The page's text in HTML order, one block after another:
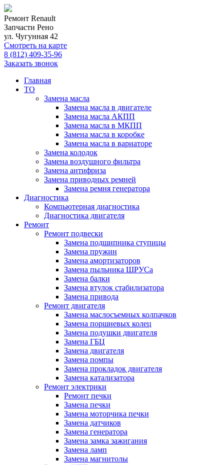
Ремонт Renault
Запчасти Рено
ул. Чугунная 42
Смотреть на карте
8 (812) 409-35-96
Заказать звонок
Главная
ТО
Замена масла
Замена масла в двигателе
Замена масла АКПП
Замена масла в МКПП
Замена масла в коробке
Замена масла в вариаторе
Замена колодок
Замена воздушного фильтра
Замена антифриза
Замена приводных ремней
Замена ремня генератора
Диагностика
Компьютерная диагностика
Диагностика двигателя
Ремонт
Ремонт подвески
Замена подшипника ступицы
Замена пружин
Замена амортизаторов
Замена пыльника ШРУСа
Замена балки
Замена втулок стабилизатора
Замена привода
Ремонт двигателя
Замена маслосъемных колпачков
Замена поршневых колец
Замена подушки двигателя
Замена ГБЦ
Замена двигателя
Замена помпы
Замена прокладок двигателя
Замена катализатора
Ремонт электрики
Ремонт печки
Замена печки
Замена моторчика печки
Замена датчиков
Замена генератора
Замена замка зажигания
Замена ламп
Замена магнитолы